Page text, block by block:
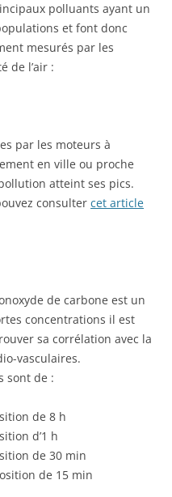
polluants ayant un
et font donc
mesurés par les
de l’air :
par les moteurs à
en ville ou proche
atteint ses pics.
consulter cet article
de carbone est un
concentrations il est
sa corrélation avec la
vasculaires.
sont de :
de 8 h
d’1 h
de 30 min
de 15 min